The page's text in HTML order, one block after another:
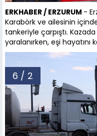
ERKHABER / ERZURUM -
Karabörk ve ailesinin
tankeriyle çarpıştı.
yaralanırken, eşi hayatını
6 / 2